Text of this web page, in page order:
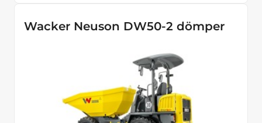
Wacker Neuson DW50-2 dömper